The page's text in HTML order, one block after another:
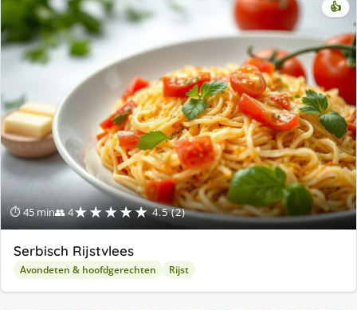
⏱ 45 min👥 4★★★★★ 4.5 (2)
👍
Serbisch Rijstvlees
Avondeten & hoofdgerechten Rijst